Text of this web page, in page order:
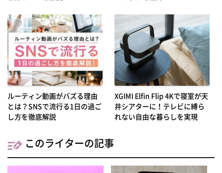
ルーティン動画がバズる理由
とは？SNSで流行る1日の過ご
し方を徹底解説
XGIMI Elfin Flip 4Kで寝室が天
井シアターに！テレビに縛ら
れない自由な暮らしを実現
このライターの記事